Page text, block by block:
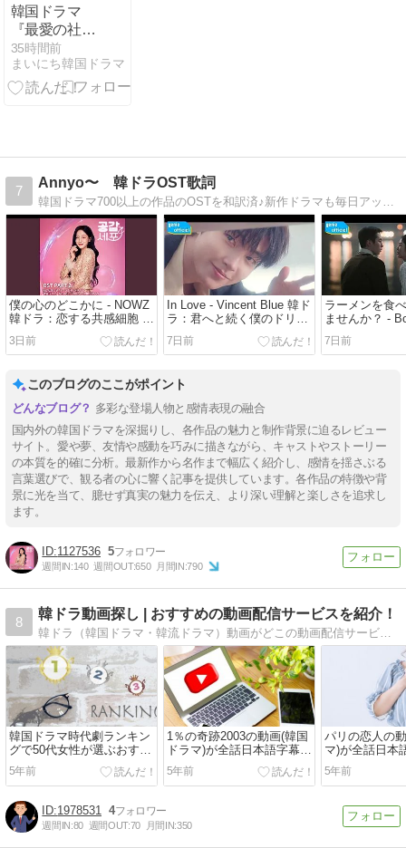
韓国ドラマ
『最愛の社員
-My Bias, My
Boss-』はどこ
で見れる？あ
35時間前
まいにち韓国ドラマ
7
Annyo〜 韓ドラOST歌詞
韓国ドラマ700以上の作品のOSTを和訳済♪新作ドラマも毎日アップ中♪BTSやIU,SHINeeなど人気のK-POPも特集ページあり♪
僕の心のどこかに - NOWZ
韓ドラ：恋する共感細胞 歌
詞和訳
3日前
In Love - Vincent Blue 韓ド
ラ：君へと続く僕のドリー
ム！ 歌詞和訳
7日前
ラーメンを食
ませんか？ -
ドラ：孤島の
ター 歌詞和訳
7日前
このブログのここがポイント
多彩な登場人物と感情表現の融合
国内外の韓国ドラマを深掘りし、各作品の魅力と制作背景に迫るレビュー
サイト。愛や夢、友情や感動を巧みに描きながら、キャストやストーリー
の本質を的確に分析。最新作から名作まで幅広く紹介し、感情を揺さぶる
言葉選びで、観る者の心に響く記事を提供しています。各作品の特徴や背
景に光を当て、臆せず真実の魅力を伝え、より深い理解と楽しさを追求し
ます。
1127536 5
週間IN:140 週間OUT:650 月間IN:790
8
韓ドラ動画探し | おすすめの動画配信サービスを紹介！
韓ドラ（韓国ドラマ・韓流ドラマ）動画がどこの動画配信サービス（U-NEXT、Hulu、アマゾンプライムビデオなど）で視聴できるかお届けします。
韓国ドラマ時代劇ランキン
グで50代女性が選ぶおすす
め5作品に人気なのは？
5年前
1％の奇跡2003の動画(韓国
ドラマ)が全話日本語字幕で
視聴できるのはどこ？
5年前
パリの恋人の
マ)が全話日本
できる？おす
5年前
1978531 4
週間IN:80 週間OUT:70 月間IN:350